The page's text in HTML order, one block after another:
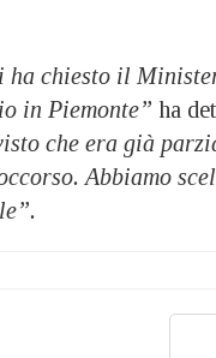
ha chiesto il
in Piemonte” ha
che era già
Abbiamo